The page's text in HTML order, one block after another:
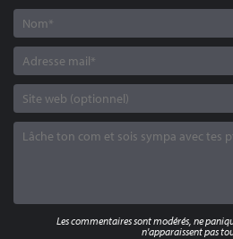
Les commentaires sont modérés, ne
n'apparaissent pas